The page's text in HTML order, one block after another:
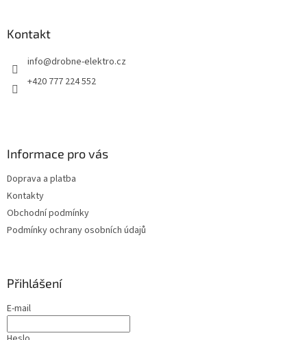
Kontakt
info@drobne-elektro.cz
+420 777 224 552
Informace pro vás
Doprava a platba
Kontakty
Obchodní podmínky
Podmínky ochrany osobních údajů
Přihlášení
E-mail